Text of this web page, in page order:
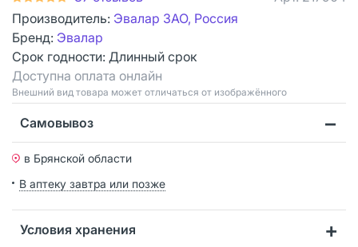
Производитель: Эвалар ЗАО, Россия
Бренд: Эвалар
Срок годности: Длинный срок
Доступна оплата онлайн
Bнешний вид товара может отличаться от изображённого
Самовывоз
в Брянской области
В аптеку завтра или позже
Условия хранения